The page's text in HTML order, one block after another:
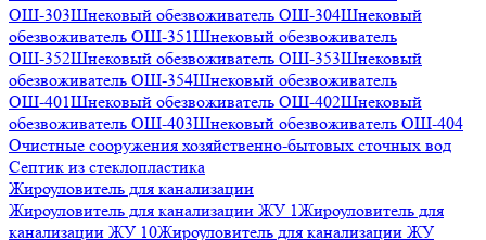
ОШ-303Шнековый обезвоживатель ОШ-304Шнековый
обезвоживатель ОШ-351Шнековый обезвоживатель
ОШ-352Шнековый обезвоживатель ОШ-353Шнековый
обезвоживатель ОШ-354Шнековый обезвоживатель
ОШ-401Шнековый обезвоживатель ОШ-402Шнековый
обезвоживатель ОШ-403Шнековый обезвоживатель ОШ-404
Очистные сооружения хозяйственно-бытовых сточных вод
Септик из стеклопластика
Жироуловитель для канализации
Жироуловитель для канализации ЖУ 1Жироуловитель для
канализации ЖУ 10Жироуловитель для канализации ЖУ